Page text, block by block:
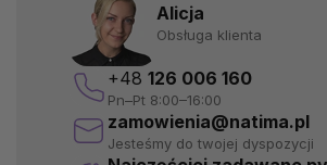
Alicja
Obsługa klienta
+48 126 006 160
Pn–Pt 8:00–16:00
zamowienia@natima.pl
Jesteśmy do twojej dyspozycji